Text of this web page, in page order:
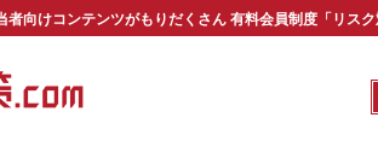
者向けコンテンツがもりだくさん 有料会員制度「リス